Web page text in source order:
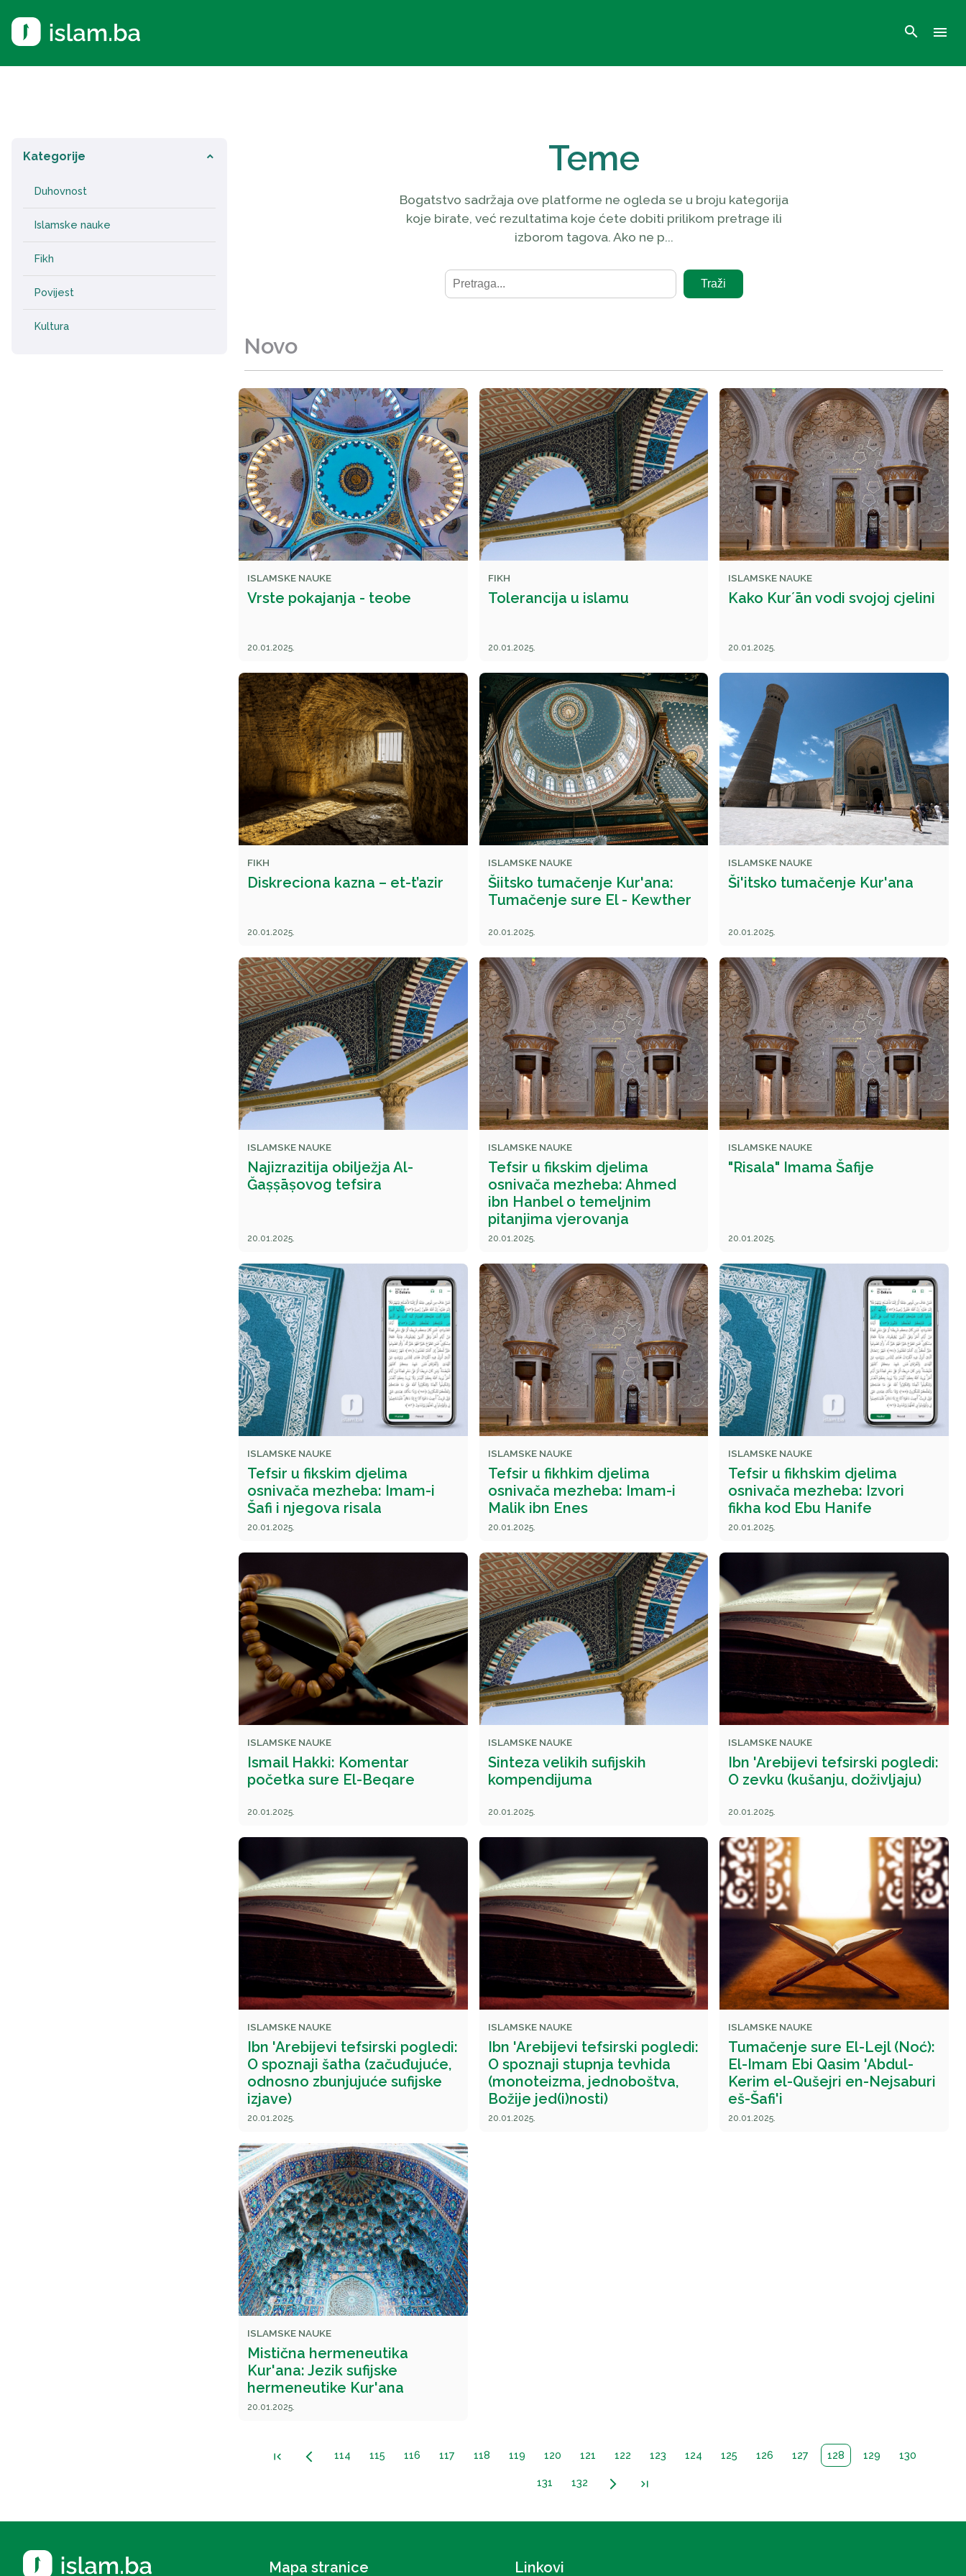
search menu
Kategorije keyboard_arrow_down
Duhovnost
Islamske nauke
Fikh
Povijest
Kultura
Teme
Bogatstvo sadržaja ove platforme ne ogleda se u broju kategorija
koje birate, već rezultatima koje ćete dobiti prilikom pretrage ili
izborom tagova. Ako ne p...
Traži
Novo
ISLAMSKE NAUKE
Vrste pokajanja - teobe
20.01.2025.
FIKH
Tolerancija u islamu
20.01.2025.
ISLAMSKE NAUKE
Kako Kurʼān vodi svojoj cjelini
20.01.2025.
FIKH
Diskreciona kazna – et-t’azir
20.01.2025.
ISLAMSKE NAUKE
Šiitsko tumačenje Kur'ana:
Tumačenje sure El - Kewther
20.01.2025.
ISLAMSKE NAUKE
Ši'itsko tumačenje Kur'ana
20.01.2025.
ISLAMSKE NAUKE
Najizrazitija obilježja Al-
Ğaṣṣāṣovog tefsira
20.01.2025.
ISLAMSKE NAUKE
Tefsir u fikskim djelima
osnivača mezheba: Ahmed
ibn Hanbel o temeljnim
pitanjima vjerovanja
20.01.2025.
ISLAMSKE NAUKE
"Risala" Imama Šafije
20.01.2025.
ISLAMSKE NAUKE
Tefsir u fikskim djelima
osnivača mezheba: Imam-i
Šafi i njegova risala
20.01.2025.
ISLAMSKE NAUKE
Tefsir u fikhkim djelima
osnivača mezheba: Imam-i
Malik ibn Enes
20.01.2025.
ISLAMSKE NAUKE
Tefsir u fikhskim djelima
osnivača mezheba: Izvori
fikha kod Ebu Hanife
20.01.2025.
ISLAMSKE NAUKE
Ismail Hakki: Komentar
početka sure El-Beqare
20.01.2025.
ISLAMSKE NAUKE
Sinteza velikih sufijskih
kompendijuma
20.01.2025.
ISLAMSKE NAUKE
Ibn 'Arebijevi tefsirski pogledi:
O zevku (kušanju, doživljaju)
20.01.2025.
ISLAMSKE NAUKE
Ibn 'Arebijevi tefsirski pogledi:
O spoznaji šatha (začuđujuće,
odnosno zbunjujuće sufijske
izjave)
20.01.2025.
ISLAMSKE NAUKE
Ibn 'Arebijevi tefsirski pogledi:
O spoznaji stupnja tevhida
(monoteizma, jednoboštva,
Božije jed(i)nosti)
20.01.2025.
ISLAMSKE NAUKE
Tumačenje sure El-Lejl (Noć):
El-Imam Ebi Qasim 'Abdul-
Kerim el-Qušejri en-Nejsaburi
eš-Šafi'i
20.01.2025.
ISLAMSKE NAUKE
Mistična hermeneutika
Kur'ana: Jezik sufijske
hermeneutike Kur'ana
20.01.2025.
first_page arrow_back_ios_new 114 115 116 117 118 119 120 121 122 123 124 125 126 127 128 129 130
131 132 arrow_forward_ios last_page
Mapa stranice Linkovi